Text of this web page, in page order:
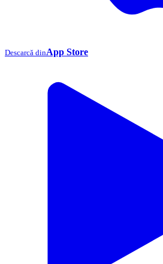
Descarcă dinApp Store